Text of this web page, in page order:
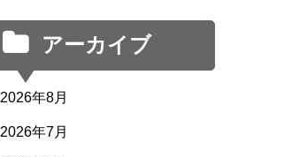
アーカイブ
2026年8月
2026年7月